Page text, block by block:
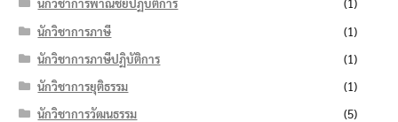
นักวิชาการพาณิชย์ปฏิบัติการ
(1)
นักวิชาการภาษี
(1)
นักวิชาการภาษีปฏิบัติการ
(1)
นักวิชาการยุติธรรม
(1)
นักวิชาการวัฒนธรรม
(5)